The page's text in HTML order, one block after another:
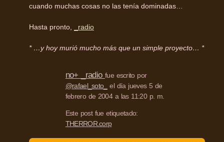
cuando muchas cosas no las tenía dominadas…
Hasta pronto, _radio
* …y hoy murió mucho más que un simple proyecto… *
no+ _radio fue escrito por
@rafael_soto_
el día jueves 5 de
febrero de 2004 a las 11:20 p. m.
Este post fue etiquetado:
THERROR.corp